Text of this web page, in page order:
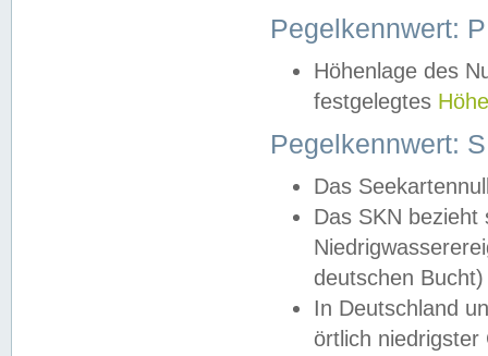
Pegelkennwert:
Höhenlage des
festgelegtes
Pegelkennwert:
Das
Das SKN
deutschen
In Deutschland
örtlich